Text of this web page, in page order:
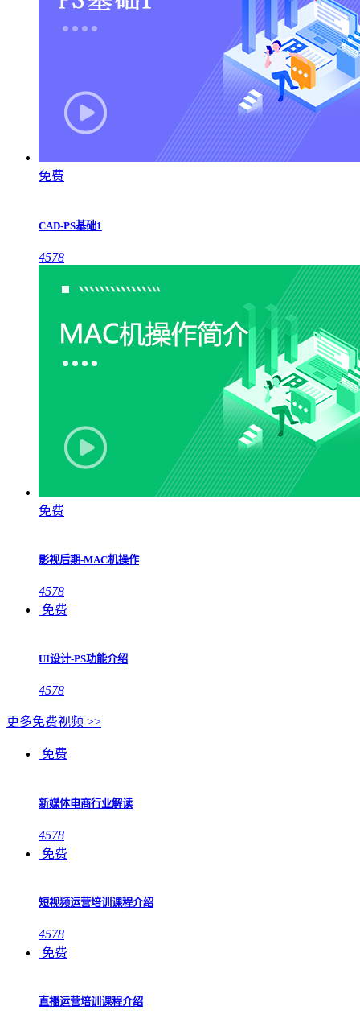
免费
CAD-PS基础1
4578
免费
影视后期-MAC机操作
4578
免费
UI设计-PS功能介绍
4578
更多免费视频 >>
免费
新媒体电商行业解读
4578
免费
短视频运营培训课程介绍
4578
免费
直播运营培训课程介绍